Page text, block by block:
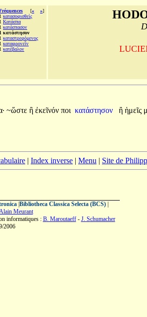
[« »]
1 κατασοφισθεὶς
1 Κατάσπα
1 κατάσπασον
1 κατάστησον
1 καταστρεφόμενος
1 καταφρονεῖν
1 κατέβαλον
~ὥστε ἢ ἐκεῖνόν ποι κατάστησον ἢ ἡμεῖς
| Index inverse | Menu | Site de
| Bibliotheca Classica Selecta (BCS)|
Meurant
informatiques : B. Maroutaeff- J. Schumacher
2006